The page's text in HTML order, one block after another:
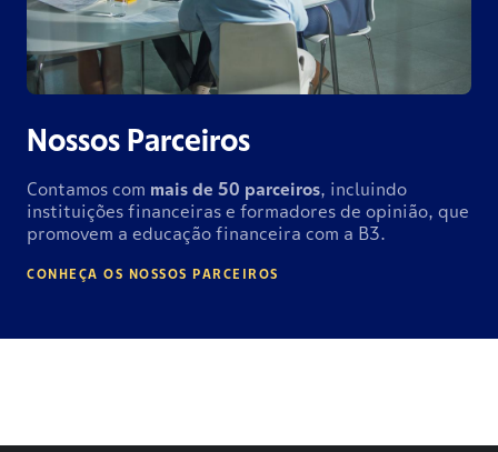
Nossos Parceiros
Contamos com mais de 50 parceiros, incluindo
instituições financeiras e formadores de opinião, que
promovem a educação financeira com a B3.
CONHEÇA OS NOSSOS PARCEIROS